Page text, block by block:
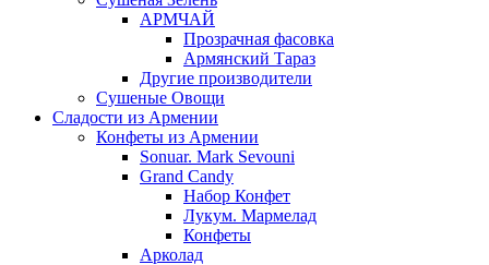
АРМЧАЙ
Прозрачная фасовка
Армянский Тараз
Другие производители
Сушеные Овощи
Сладости из Армении
Конфеты из Армении
Sonuar. Mark Sevouni
Grand Candy
Набор Конфет
Лукум. Мармелад
Конфеты
Арколад